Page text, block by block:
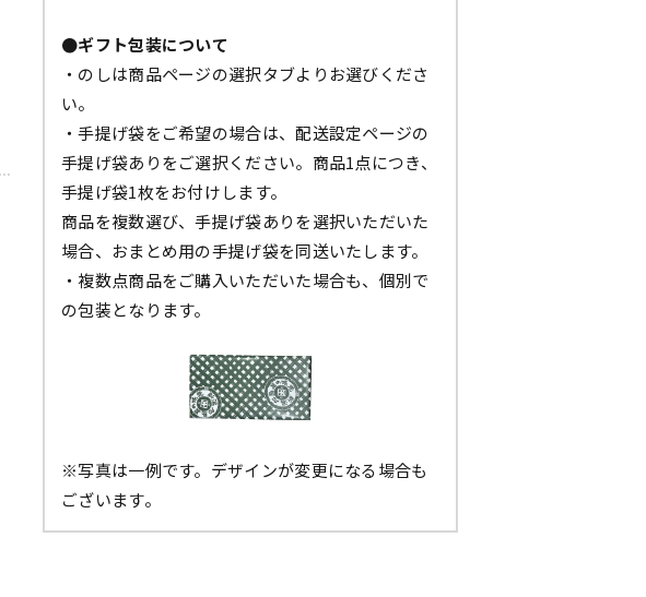
●ギフト包装について
・のしは商品ページの選択タブよりお選びくださ
い。
・手提げ袋をご希望の場合は、配送設定ページの
手提げ袋ありをご選択ください。商品1点につき、
手提げ袋1枚をお付けします。
商品を複数選び、手提げ袋ありを選択いただいた
場合、おまとめ用の手提げ袋を同送いたします。
・複数点商品をご購入いただいた場合も、個別で
の包装となります。
※写真は一例です。デザインが変更になる場合も
ございます。